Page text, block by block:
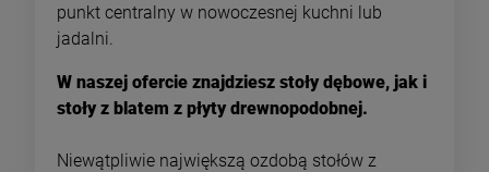
punkt centralny w nowoczesnej kuchni lub
jadalni.
W naszej ofercie znajdziesz stoły dębowe, jak i
stoły z blatem z płyty drewnopodobnej.
Niewątpliwie największą ozdobą stołów z